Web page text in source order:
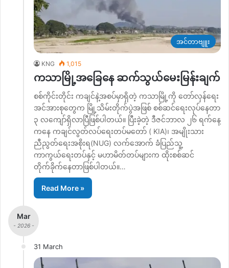
အင်တာဗျူး
KNG 1,015
ကသာမြို့အခြေနေ ဆက်သွယ်မေးမြန်းချက်
စစ်ကိုင်းတိုင်း ကချင်နဲ့အစပ်မှာရှိတဲ့ ကသာမြို့ကို တော်လှန်ရေး
အင်အားစုတွေက မြို့သိမ်းတိုက်ပွဲအဖြစ် စစ်ဆင်ရေးလုပ်နေတာ
၃ လကျော်ရှိလာပြီဖြစ်ပါတယ်။ ပြီးခဲ့တဲ့ ဒီဇင်ဘာလ ၂၆ ရက်နေ့
ကနေ ကချင်လွတ်လပ်ရေးတပ်မတော် ( KIA)၊ အမျိုးသား
ညီညွတ်ရေးအစိုးရ(NUG) လက်အောက် ခံပြည်သူ့
ကာကွယ်ရေးတပ်နှင့် မဟာမိတ်တပ်များက ထိုးစစ်ဆင်
တိုက်ခိုက်နေတာဖြစ်ပါတယ်။…
Read More »
Mar
- 2026 -
31 March